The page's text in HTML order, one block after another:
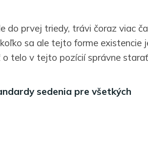
do prvej triedy, trávi čoraz viac
sa ale tejto forme existencie
o telo v tejto pozícií správne
sedenia pre všetkých